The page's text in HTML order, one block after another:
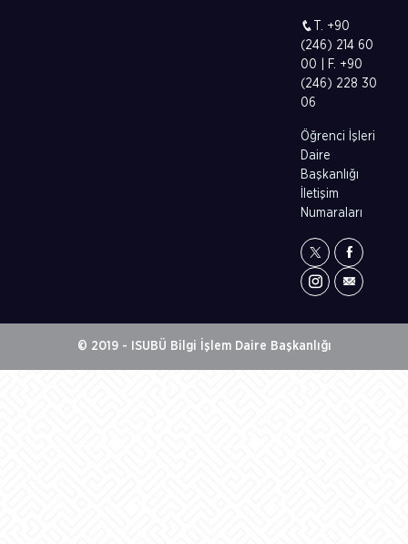
T. +90
(246) 214 60
00 | F. +90
(246) 228 30
06
Öğrenci İşleri
Daire
Başkanlığı
İletişim
Numaraları
© 2019 - ISUBÜ Bilgi İşlem Daire Başkanlığı